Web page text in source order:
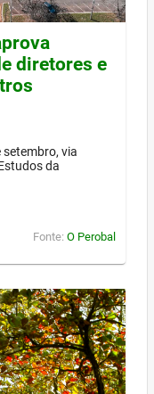
diretores e
via
da
Fonte: O Perobal